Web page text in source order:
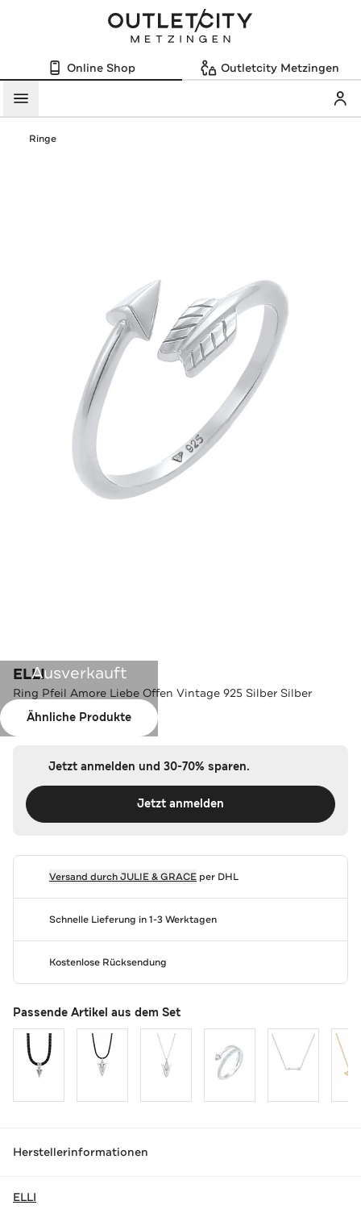
Online Shop Outletcity Metzingen
Menü
Ringe
Ausverkauft
Ähnliche Produkte
ELLI
Ring Pfeil Amore Liebe Offen Vintage 925 Silber Silber
Farbe:Silber
Jetzt anmelden und 30-70% sparen.
Jetzt anmelden
Versand durchJULIE & GRACEper DHL
Schnelle Lieferung in 1-3 Werktagen
Kostenlose Rücksendung
Passende Artikel aus dem Set
Herstellerinformationen
ELLI